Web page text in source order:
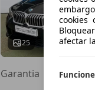
25
Garantia
cookies
afectar